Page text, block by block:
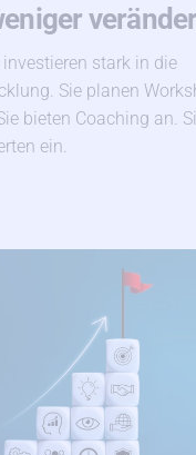
stark in die
Sie planen
bieten Coaching an.
ein.